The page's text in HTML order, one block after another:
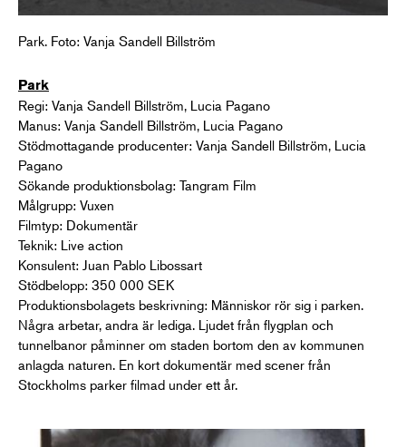
Park. Foto: Vanja Sandell Billström
Park
Regi: Vanja Sandell Billström, Lucia Pagano
Manus: Vanja Sandell Billström, Lucia Pagano
Stödmottagande producenter: Vanja Sandell Billström, Lucia
Pagano
Sökande produktionsbolag: Tangram Film
Målgrupp: Vuxen
Filmtyp: Dokumentär
Teknik: Live action
Konsulent: Juan Pablo Libossart
Stödbelopp: 350 000 SEK
Produktionsbolagets beskrivning: Människor rör sig i parken.
Några arbetar, andra är lediga. Ljudet från flygplan och
tunnelbanor påminner om staden bortom den av kommunen
anlagda naturen. En kort dokumentär med scener från
Stockholms parker filmad under ett år.